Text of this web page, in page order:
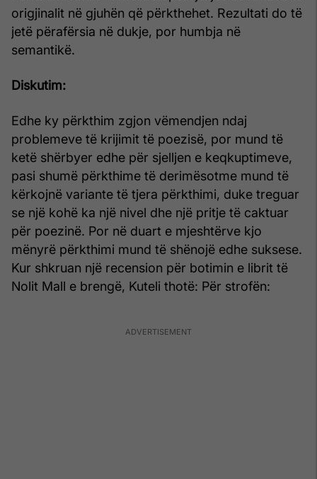
origjinalit në gjuhën që përkthehet. Rezultati do të
jetë përafërsia në dukje, por humbja në
semantikë.
Diskutim:
Edhe ky përkthim zgjon vëmendjen ndaj
problemeve të krijimit të poezisë, por mund të
ketë shërbyer edhe për sjelljen e keqkuptimeve,
pasi shumë përkthime të derimësotme mund të
kërkojnë variante të tjera përkthimi, duke treguar
se një kohë ka një nivel dhe një pritje të caktuar
për poezinë. Por në duart e mjeshtërve kjo
mënyrë përkthimi mund të shënojë edhe suksese.
Kur shkruan një recension për botimin e librit të
Nolit Mall e brengë, Kuteli thotë: Për strofën: